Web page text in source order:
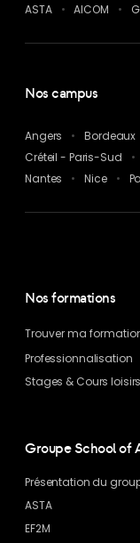
ASTA AICOM
Nos campus
Angers Bordeaux
Créteil - Paris-Sud
Nantes
Nice
Nos formations
Trouver ma
Professionnalisation
Stages & Cours loisirs
Groupe School of
Présentation du
ASTA
EF2M